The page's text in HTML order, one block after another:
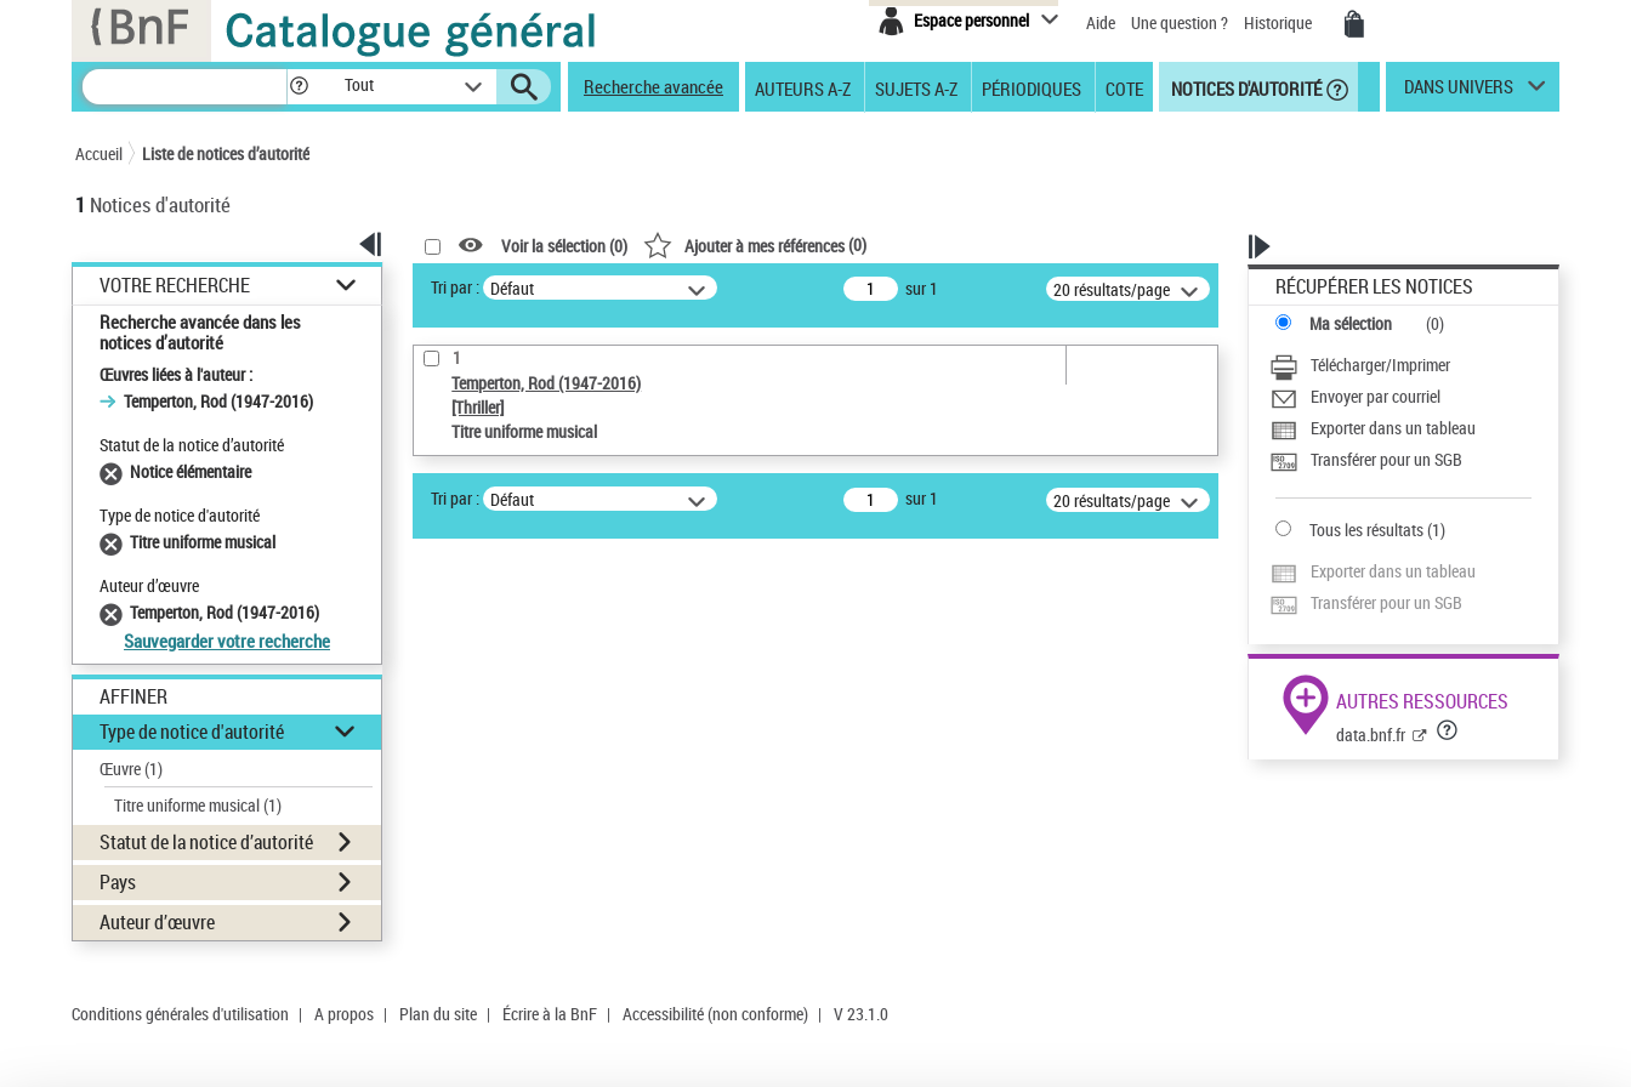
Espace personnel Aide Une question ? Historique
Tout Recherche avancée AUTEURS A-Z SUJETS A-Z PÉRIODIQUES COTE NOTICES D'AUTORITÉ DANS UNIVERS
Accueil Liste de notices d’autorité
1 Notices d'autorité
VOTRE RECHERCHE
Recherche avancée dans les
notices d’autorité
Œuvres liées à l'auteur :
Temperton, Rod (1947-2016)
Statut de la notice d’autorité
Notice élémentaire
Type de notice d'autorité
Titre uniforme musical
Auteur d’œuvre
Temperton, Rod (1947-2016)
Sauvegarder votre recherche
AFFINER
Type de notice d'autorité
Œuvre(1)
Titre uniforme musical(1)
Statut de la notice d’autorité
Pays
Auteur d’œuvre
Voir la sélection (0) Ajouter à mes références(0)
Tri par : Défaut sur 1 20 résultats/page
1
Temperton, Rod (1947-2016)
[Thriller]
Titre uniforme musical
Tri par : Défaut sur 1 20 résultats/page
RÉCUPÉRER LES NOTICES
Ma sélection (0)
Télécharger/Imprimer
Envoyer par courriel
Exporter dans un tableau
Transférer pour un SGB
Tous les résultats(1)
Exporter dans un tableau
Transférer pour un SGB
AUTRES RESSOURCES
data.bnf.fr
Conditions générales d'utilisation | A propos | Plan du site | Écrire à la BnF | Accessibilité (non conforme) | V 23.1.0
Panneau de gestion des cookies